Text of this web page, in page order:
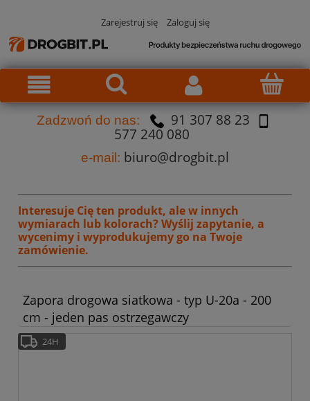
Zarejestruj się Zaloguj się
Zadzwoń do nas:
91 307 88 23
577 240 080
e-mail: biuro@drogbit.pl
Interesuje Cię ten produkt, ale w innych
wymiarach lub kolorach? Wyślij zapytanie, a
wycenimy i wyprodukujemy go na Twoje
zamówienie.
Zapora drogowa siatkowa - typ U-20a - 200
cm - jeden pas ostrzegawczy
24H